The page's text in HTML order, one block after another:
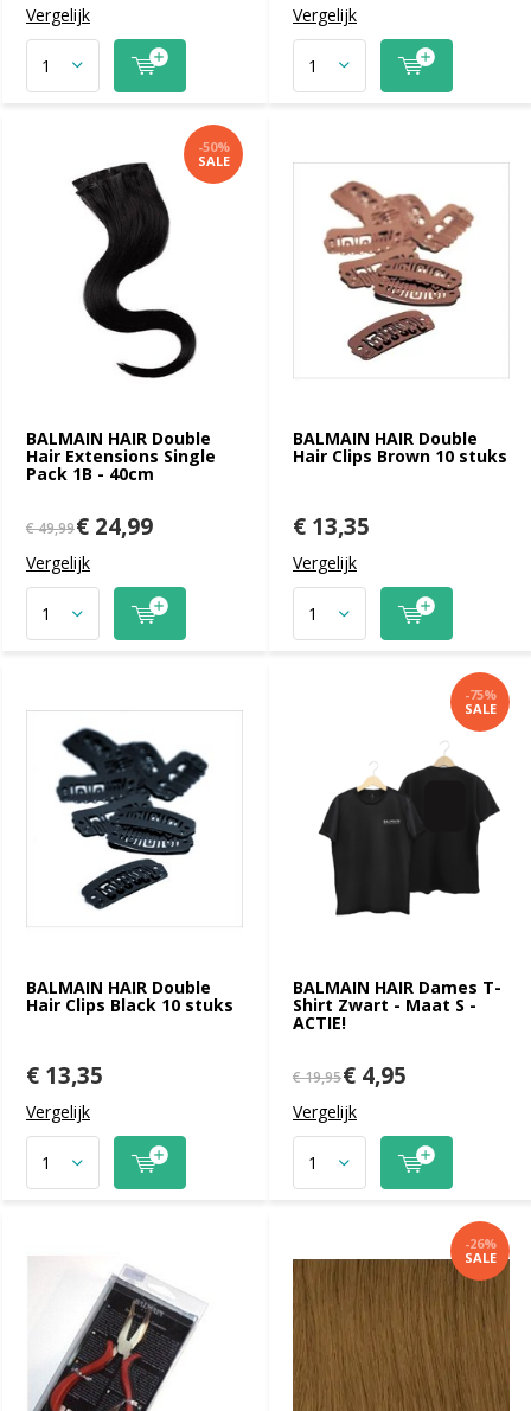
Vergelijk Vergelijk
BALMAIN HAIR Double
Hair Extensions Single
Pack 1B - 40cm
-50%
SALE
€ 49,99€ 24,99
Vergelijk
BALMAIN HAIR Double
Hair Clips Brown 10 stuks
€ 13,35
Vergelijk
BALMAIN HAIR Double
Hair Clips Black 10 stuks
€ 13,35
Vergelijk
BALMAIN HAIR Dames T-
Shirt Zwart - Maat S -
ACTIE!
-75%
SALE
€ 19,95€ 4,95
Vergelijk
-26%
SALE